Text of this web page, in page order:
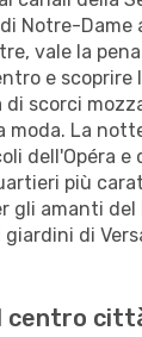
Notre-Dame
vale la
e scoprire
scorci
moda. La
dell'Opéra e
più
gli amanti del
di
centro